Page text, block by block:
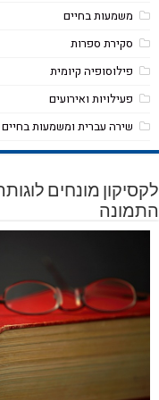
משמעות בחיים
סקירת ספרות
פילוסופיה קיומית
פעילויות ואירועים
שירה עברית ומשמעות בחיים
לקסיקון מונחים
התמונה